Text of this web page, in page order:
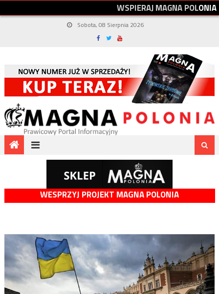
WSPIERAJMAGNAPOLONIA
Sobota, 08 Sierpnia 2026
WESPRZYJ PROJEKT MAGNA POLONIA